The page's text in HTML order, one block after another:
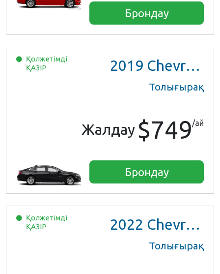
Брондау
Қолжетімді
ҚАЗІР
2019 Chevrolet Malibu
Толығырақ
Жалдау $749/ай
Брондау
Қолжетімді
ҚАЗІР
2022 Chevrolet Trax LS
Толығырақ